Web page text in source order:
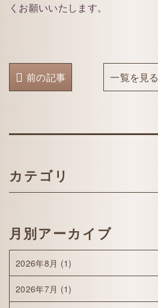
くお願いいたします。
前の記事 一覧を見る
カテゴリ
月別アーカイブ
2026年8月 (1)
2026年7月 (1)